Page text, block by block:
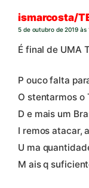
ismarcosta/
5 de outubro de 2019 às
É final de UMA
P ouco falta
O stentarmos o
D e mais um
I remos atacar,
U ma
M ais q